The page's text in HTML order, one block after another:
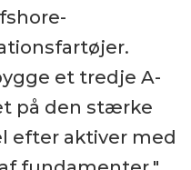
et tredje A-
på den stærke
efter aktiver med